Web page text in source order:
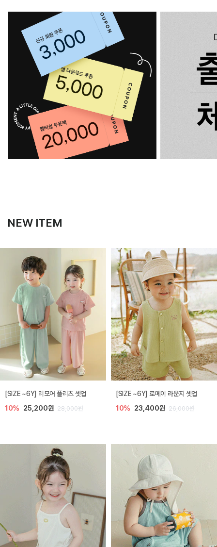
NEW ITEM
[SIZE ~6Y] 리모어 플리츠 셋업
10% 25,200원 28,000원
[SIZE ~6Y] 로메이 라운지 셋업
10% 23,400원 26,000원